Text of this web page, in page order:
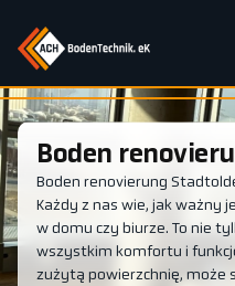
Boden
Boden renovierung
Każdy z nas wie, jak ważny
w domu czy biurze. To nie
wszystkim komfortu i
zużytą powierzchnię, może